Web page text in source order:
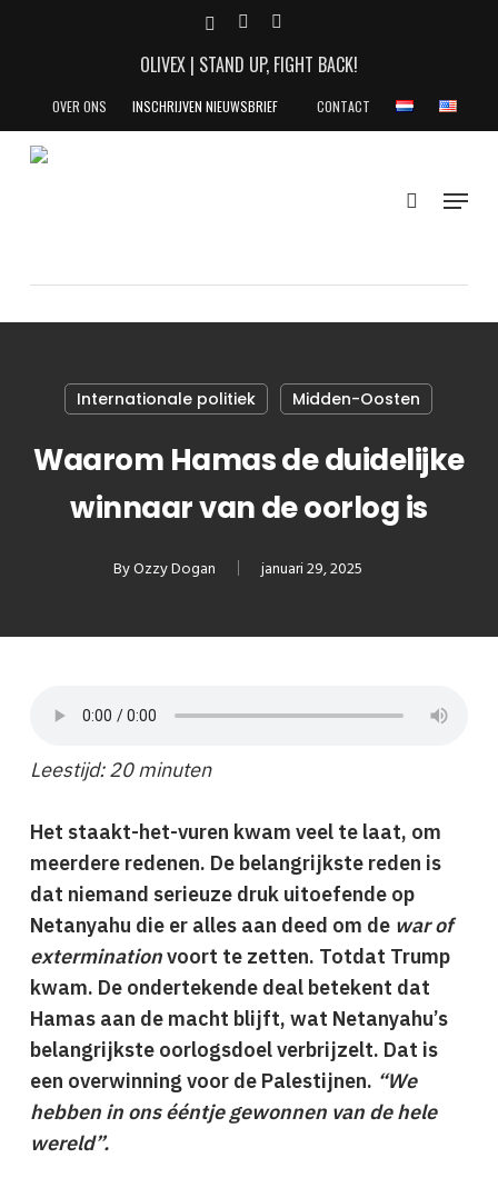
X-
YOUTUBEINSTAGRAM
OLIVEX | STAND UP, FIGHT BACK!
OVER ONS INSCHRIJVEN NIEUWSBRIEF CONTACT
Menu
Internationale politiek Midden-Oosten
Waarom Hamas de duidelijke
winnaar van de oorlog is
ByOzzy Dogan januari 29, 2025
Leestijd: 20 minuten
Het staakt-het-vuren kwam veel te laat, om
meerdere redenen. De belangrijkste reden is
dat niemand serieuze druk uitoefende op
Netanyahu die er alles aan deed om de war of
exterminationvoort te zetten. Totdat Trump
kwam. De ondertekende deal betekent dat
Hamas aan de macht blijft, wat Netanyahu’s
belangrijkste oorlogsdoel verbrijzelt. Dat is
een overwinning voor de Palestijnen. “We
hebben in ons ééntje gewonnen van de hele
wereld”.